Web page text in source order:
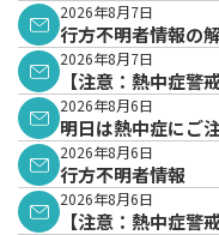
2026年8月7日
行方不明者情報の
2026年8月7日
【注意：熱中症警
表されています。
2026年8月6日
明日は熱中症にご
2026年8月6日
行方不明者情報
2026年8月6日
【注意：熱中症警